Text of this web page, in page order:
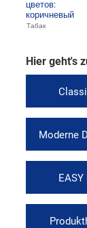
Табак
Hier geht's
Moderne